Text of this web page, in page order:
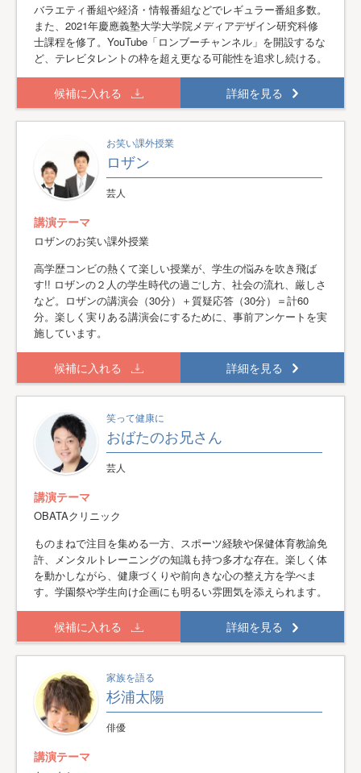
バラエティ番組や経済・情報番組などでレギュラー番組多数。
また、2021年慶應義塾大学大学院メディアデザイン研究科修
士課程を修了。YouTube「ロンブーチャンネル」を開設するな
ど、テレビタレントの枠を超え更なる可能性を追求し続ける。
候補に入れる 詳細を見る
お笑い課外授業
ロザン
芸人
講演テーマ
ロザンのお笑い課外授業
高学歴コンビの熱くて楽しい授業が、学生の悩みを吹き飛ば
す!! ロザンの２人の学生時代の過ごし方、社会の流れ、厳しさ
など。ロザンの講演会（30分）＋質疑応答（30分）＝計60
分。楽しく実りある講演会にするために、事前アンケートを実
施しています。
候補に入れる 詳細を見る
笑って健康に
おばたのお兄さん
芸人
講演テーマ
OBATAクリニック
ものまねで注目を集める一方、スポーツ経験や保健体育教諭免
許、メンタルトレーニングの知識も持つ多才な存在。楽しく体
を動かしながら、健康づくりや前向きな心の整え方を学べま
す。学園祭や学生向け企画にも明るい雰囲気を添えられます。
候補に入れる 詳細を見る
家族を語る
杉浦太陽
俳優
講演テーマ